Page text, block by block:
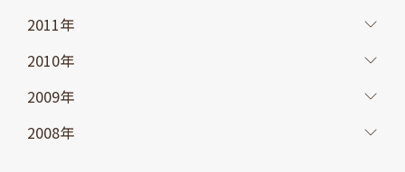
2011年
2010年
2009年
2008年